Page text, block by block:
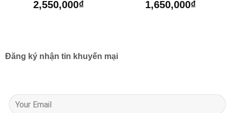
2,550,000₫ 1,650,000₫
Đăng ký nhận tin khuyến mại